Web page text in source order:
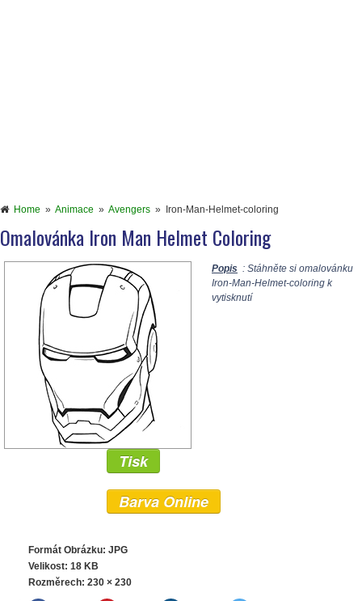
Home » Animace » Avengers » Iron-Man-Helmet-coloring
Omalovánka Iron Man Helmet Coloring
Popis : Stáhněte si omalovánku
Iron-Man-Helmet-coloring k
vytisknutí
Tisk
Barva Online
Formát Obrázku: JPG
Velikost: 18 KB
Rozměrech: 230 × 230